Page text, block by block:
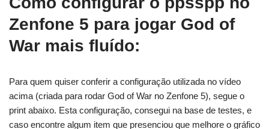
Zenfone 5 para jogar God of
War mais fluído:
Para quem quiser conferir a configuração utilizada no vídeo
acima (criada para rodar God of War no Zenfone 5), segue o
print abaixo. Esta configuração, consegui na base de testes, e
caso encontre algum item que presenciou que melhore o gráfico